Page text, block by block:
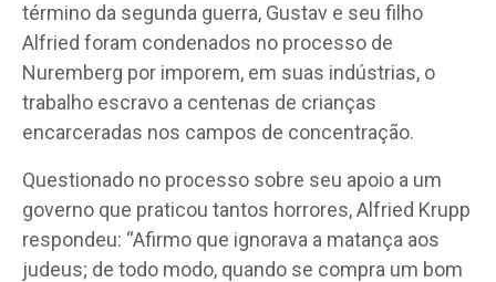
término da segunda guerra, Gustav e seu filho
Alfried foram condenados no processo de
Nuremberg por imporem, em suas indústrias, o
trabalho escravo a centenas de crianças
encarceradas nos campos de concentração.
Questionado no processo sobre seu apoio a um
governo que praticou tantos horrores, Alfried Krupp
respondeu: “Afirmo que ignorava a matança aos
judeus; de todo modo, quando se compra um bom